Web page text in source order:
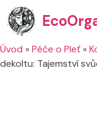
Přeskočit
na
obsah
Úvod »Péče o Pleť »
dekoltu: Tajemství